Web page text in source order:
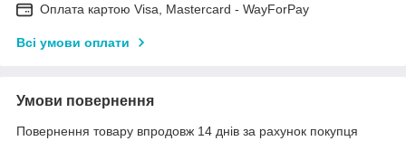
Оплата картою Visa, Mastercard - WayForPay
Всі умови оплати
Умови повернення
Повернення товару впродовж 14 днів за рахунок покупця